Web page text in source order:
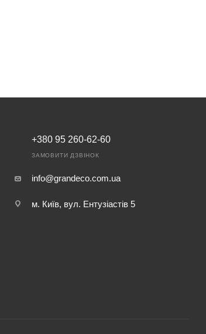
+380 95 260-62-60
ЗАМОВИТИ ДЗВІНОК
info@grandeco.com.ua
м. Київ, вул. Ентузіастів 5